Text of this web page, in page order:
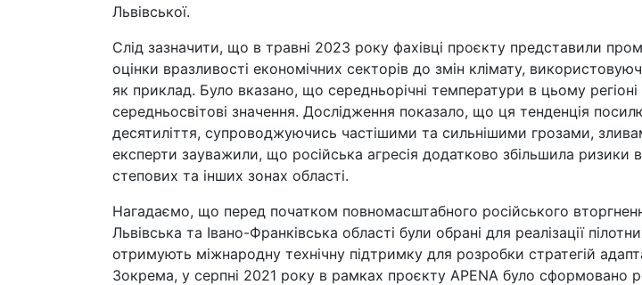
Львівської.
Слід зазначити, що в травні 2023 року фахівці проєкту представили
оцінки вразливості економічних секторів до змін клімату,
як приклад. Було вказано, що середньорічні температури в цьому
середньосвітові значення. Дослідження показало, що ця тенденція
десятиліття, супроводжуючись частішими та сильнішими грозами,
експерти зауважили, що російська агресія додатково збільшила
степових та інших зонах області.
Нагадаємо, що перед початком повномасштабного російського
Львівська та Івано-Франківська області були обрані для реалізації
отримують міжнародну технічну підтримку для розробки стратегій
Зокрема, у серпні 2021 року в рамках проєкту APENA було сформовано